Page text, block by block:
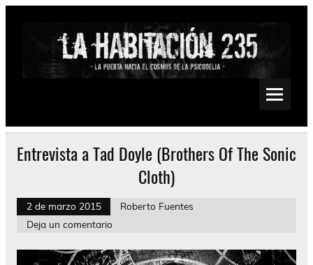
Saltar
Psychedelic, Stoner, Doom, Sludge, Fuzz, Space, Drone
Entrevista a Tad Doyle (Brothers Of The Sonic
Cloth)
2 de marzo 2015
Roberto Fuentes
Deja un comentario